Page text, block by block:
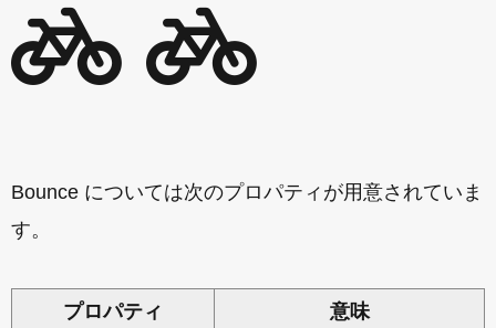
Bounce については次のプロパティが用意されていま
す。
プロパティ 意味